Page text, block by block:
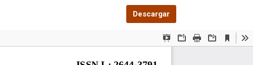
DescargarDescargar PDF